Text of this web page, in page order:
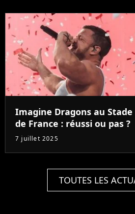
Imagine Dragons au Stade
de France : réussi ou pas ?
7 juillet 2025
TOUTES LES